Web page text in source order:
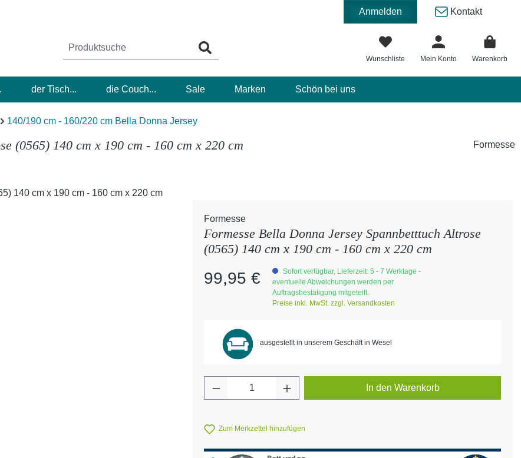
Anmelden Kontakt
Wunschliste Mein Konto Warenkorb
der Tisch... die Couch... Sale Marken Schön bei uns
140/190 cm - 160/220 cm Bella Donna Jersey
(0565) 140 cm x 190 cm - 160 cm x 220 cm Formesse
Formesse
Formesse Bella Donna Jersey Spannbetttuch Altrose
(0565) 140 cm x 190 cm - 160 cm x 220 cm
Regulärer Preis:
99,95 €
Sofort verfügbar, Lieferzeit: 5 - 7 Werktage -
eventuelle Abweichungen werden per
Auftragsbestätigung mitgeteilt.
Preise inkl. MwSt. zzgl. Versandkosten
ausgestellt in unserem Geschäft in Wesel
Produkt Anzahl: Gib den gewünschten Wert ein
In den Warenkorb
Zum Merkzettel hinzufügen